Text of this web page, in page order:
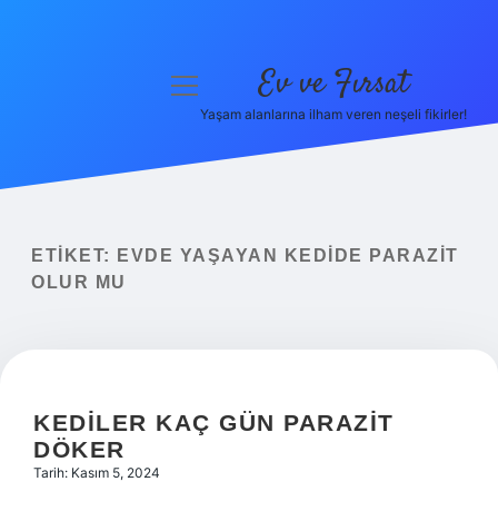
Yasal Uyarı
menüyü
Ev ve Fırsat
Yaşam alanlarına ilham veren neşeli fikirler!
ETIKET:
EVDE YAŞAYAN KEDIDE PARAZIT
OLUR MU
KEDILER KAÇ GÜN PARAZIT
DÖKER
Tarih: Kasım 5, 2024